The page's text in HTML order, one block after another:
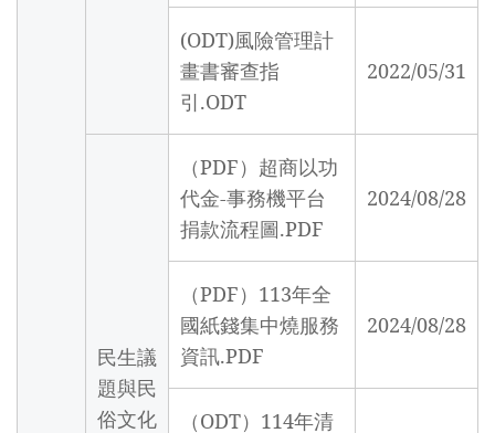
(ODT)風險管理計
畫書審查指
引.ODT
2022/05/31
民生議
題與民
俗文化
（PDF）超商以功
代金-事務機平台
捐款流程圖.PDF
2024/08/28
（PDF）113年全
國紙錢集中燒服務
資訊.PDF
2024/08/28
（ODT）114年清